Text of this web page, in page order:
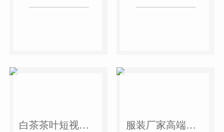
白茶茶叶短视频作品 服装厂家高端短视频作品